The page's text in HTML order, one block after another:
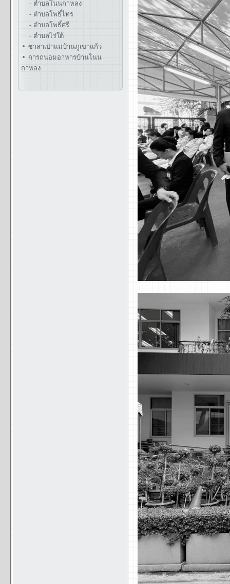
- ตำบลโนนกาหลง
- ตำบลโพธิ์ไทร
- ตำบลโพธิ์ศรี
- ตำบลไร่ใต้
ซาลาเปาแม่บ้านภูเขาแก้ว
การถนอมอาหารบ้านโนน
กาหลง